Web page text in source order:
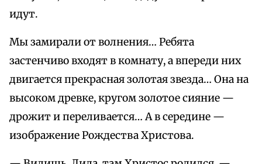
идут.
Мы замирали от волнения… Ребята
застенчиво входят в комнату, а впереди них
двигается прекрасная золотая звезда… Она на
высоком древке, кругом золотое сияние —
дрожит и переливается… А в середине —
изображение Рождества Христова.